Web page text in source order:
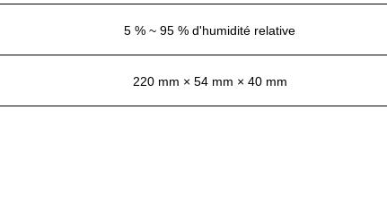
5 % ~ 95 % d'humidité relative
220 mm × 54 mm × 40 mm